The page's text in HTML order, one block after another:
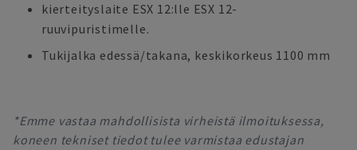
kierteityslaite ESX 12:lle ESX 12-
ruuvipuristimelle.
Tukijalka edessä/takana, keskikorkeus 1100 mm
*Emme vastaa mahdollisista virheistä ilmoituksessa,
koneen tekniset tiedot tulee varmistaa edustajan